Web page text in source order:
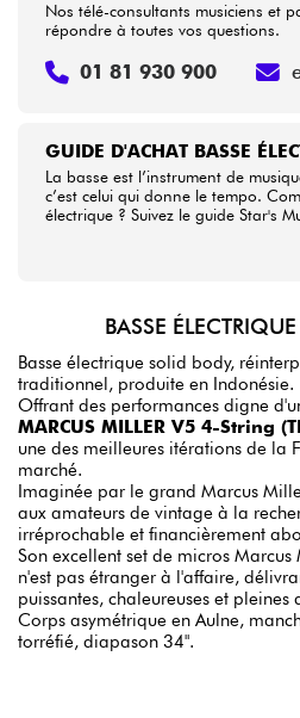
GUIDE D'ACHAT BASSE
La basse est l’instrument de
c’est celui qui donne le tempo.
électrique ? Suivez le guide Star's
Nos télé-consultants musiciens et
répondre à toutes vos questions.
01 81 930 900
BASSE
Basse électrique solid body,
traditionnel, produite en Indonésie.
Offrant des performances digne
MARCUS MILLER V5 4-String
une des meilleures itérations de la
marché.
Imaginée par le grand Marcus
aux amateurs de vintage à la
irréprochable et financièrement
Son excellent set de micros
n'est pas étranger à l'affaire,
puissantes, chaleureuses et pleines
Corps asymétrique en Aulne,
torréfié, diapason 34".